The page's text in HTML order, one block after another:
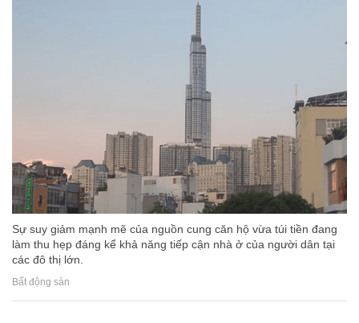
Sự suy giảm mạnh mẽ của nguồn cung căn hộ vừa túi tiền đang
làm thu hẹp đáng kể khả năng tiếp cận nhà ở của người dân tại
các đô thị lớn.
Bất động sản